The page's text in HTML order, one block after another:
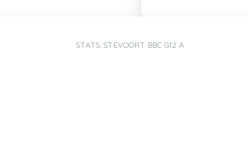
STATS: STEVOORT BBC G12 A